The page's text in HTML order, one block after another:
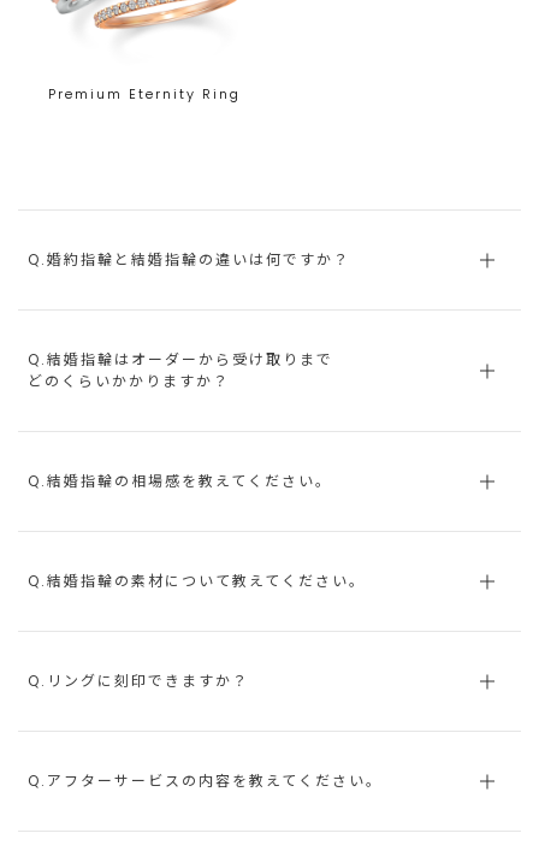
Premium Eternity Ring
Q.婚約指輪と結婚指輪の違いは何ですか？
Q.結婚指輪はオーダーから受け取りまで
どのくらいかかりますか？
Q.結婚指輪の相場感を教えてください。
Q.結婚指輪の素材について教えてください。
Q.リングに刻印できますか？
Q.アフターサービスの内容を教えてください。